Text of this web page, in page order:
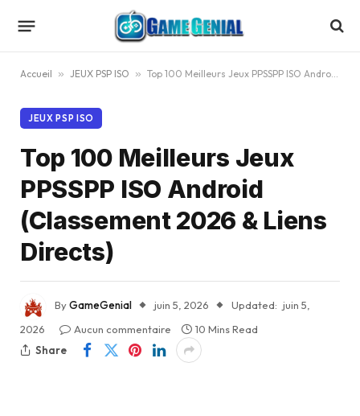
Accueil » JEUX PSP ISO » Top 100 Meilleurs Jeux PPSSPP ISO Android (Classement 2026 & Liens Directs)
JEUX PSP ISO
Top 100 Meilleurs Jeux
PPSSPP ISO Android
(Classement 2026 & Liens
Directs)
ByGameGenial juin 5, 2026 Updated: juin 5,
2026
Aucun commentaire
10 Mins Read
Share